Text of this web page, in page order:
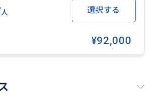
だ景色を見て帰るのではなく、「な
にされてきたのか」「この森が何を
ります。
ラフトビール（または別のドリンク
ったり、ゴア湾を望む灯台レスト
人 選択する
¥92,000